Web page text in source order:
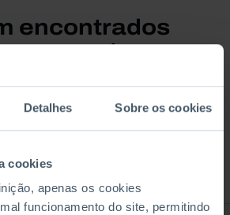
Detalhes Sobre os cookies
cookies
apenas os cookies
funcionamento do site, permitindo
encontrados
para esta